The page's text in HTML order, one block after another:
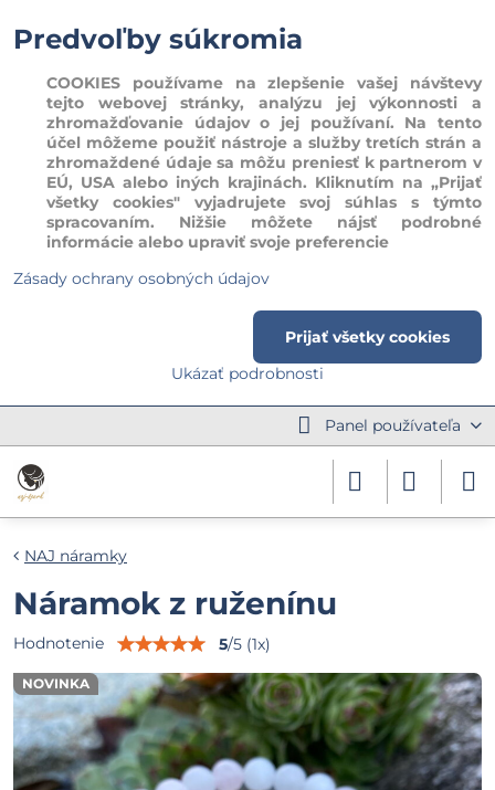
Panel používateľa
NOVINKA
NAJ náramky
Náramok z ruženínu
Hodnotenie 5/5 (1x)
Predvoľby súkromia
COOKIES používame na zlepšenie vašej návštevy
tejto webovej stránky, analýzu jej výkonnosti a
zhromažďovanie údajov o jej používaní. Na tento
účel môžeme použiť nástroje a služby tretích strán a
zhromaždené údaje sa môžu preniesť k partnerom v
EÚ, USA alebo iných krajinách. Kliknutím na „Prijať
všetky cookies" vyjadrujete svoj súhlas s týmto
spracovaním. Nižšie môžete nájsť podrobné
informácie alebo upraviť svoje preferencie
Zásady ochrany osobných údajov
Ukázať podrobnosti
Prijať všetky cookies